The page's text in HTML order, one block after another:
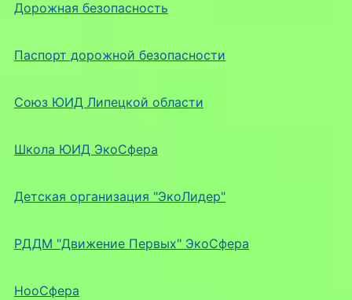
Дорожная безопасность
Паспорт дорожной безопасности
Союз ЮИД Липецкой области
Школа ЮИД ЭкоСфера
Детская организация "ЭкоЛидер"
РДДМ "Движение Первых" ЭкоСфера
НооСфера